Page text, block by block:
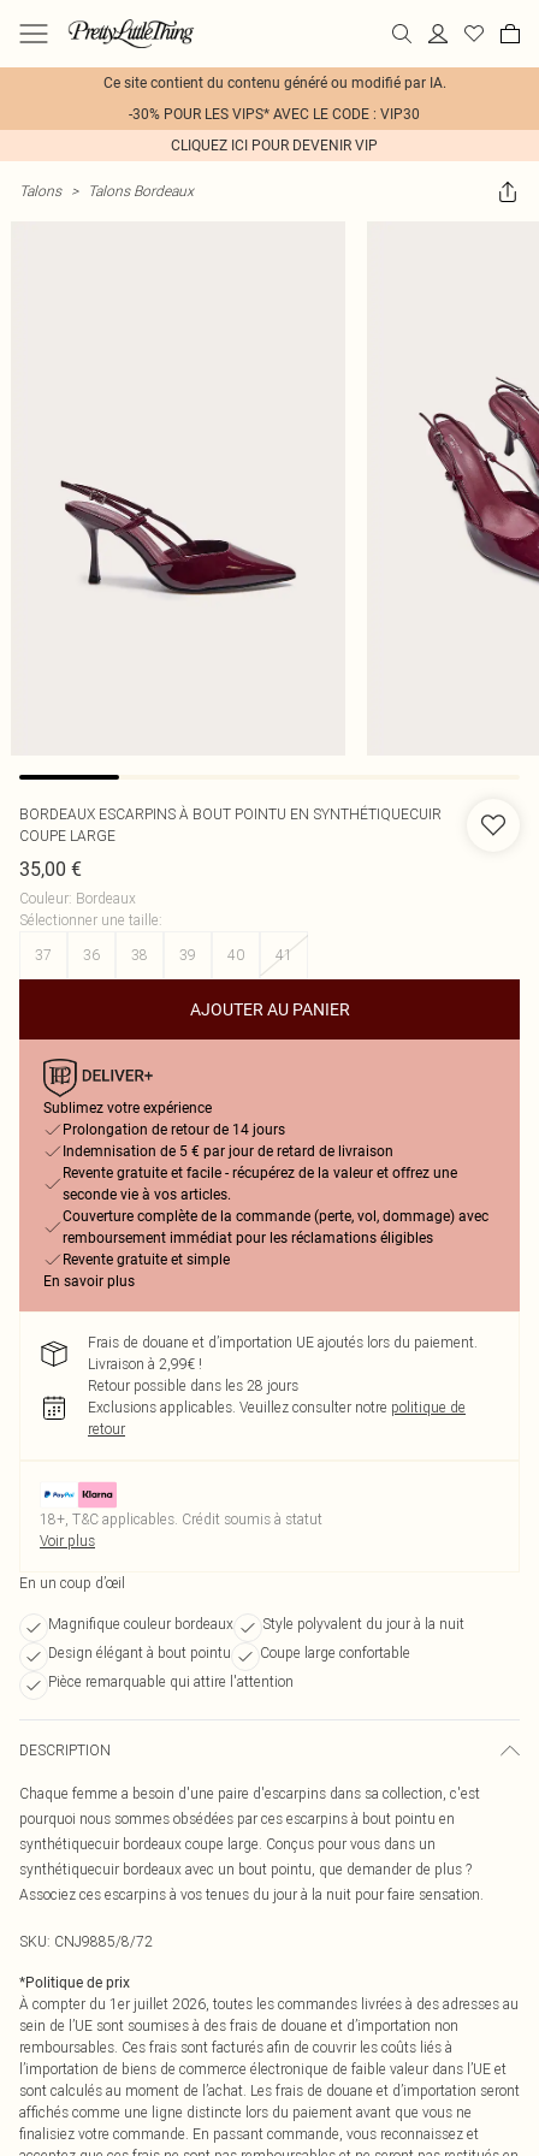
Ce site contient du contenu généré ou modifié par IA.
-30% POUR LES VIPS* AVEC LE CODE : VIP30
CLIQUEZ ICI POUR DEVENIR VIP
Talons > Talons Bordeaux
BORDEAUX ESCARPINS À BOUT POINTU EN SYNTHÉTIQUECUIR
COUPE LARGE
35,00 €
Couleur: Bordeaux
Sélectionner une taille:
37
36 38 39 40 41
AJOUTER AU PANIER
Sublimez votre expérience
Prolongation de retour de 14 jours
Indemnisation de 5 € par jour de retard de livraison
Revente gratuite et facile - récupérez de la valeur et offrez une
seconde vie à vos articles.
Couverture complète de la commande (perte, vol, dommage) avec
remboursement immédiat pour les réclamations éligibles
Revente gratuite et simple
En savoir plus
Frais de douane et d’importation UE ajoutés lors du paiement.
Livraison à 2,99€ !
Retour possible dans les 28 jours
Exclusions applicables. Veuillez consulter notre politique de
retour
18+, T&C applicables. Crédit soumis à statut
Voir plus
En un coup d’œil
Magnifique couleur bordeaux
Style polyvalent du jour à la nuit
Design élégant à bout pointu
Coupe large confortable
Pièce remarquable qui attire l'attention
DESCRIPTION
Chaque femme a besoin d'une paire d'escarpins dans sa collection, c'est
pourquoi nous sommes obsédées par ces escarpins à bout pointu en
synthétiquecuir bordeaux coupe large. Conçus pour vous dans un
synthétiquecuir bordeaux avec un bout pointu, que demander de plus ?
Associez ces escarpins à vos tenues du jour à la nuit pour faire sensation.
SKU: CNJ9885/8/72
*Politique de prix
À compter du 1er juillet 2026, toutes les commandes livrées à des adresses au
sein de l’UE sont soumises à des frais de douane et d’importation non
remboursables. Ces frais sont facturés afin de couvrir les coûts liés à
l’importation de biens de commerce électronique de faible valeur dans l’UE et
sont calculés au moment de l’achat. Les frais de douane et d’importation seront
affichés comme une ligne distincte lors du paiement avant que vous ne
finalisiez votre commande. En passant commande, vous reconnaissez et